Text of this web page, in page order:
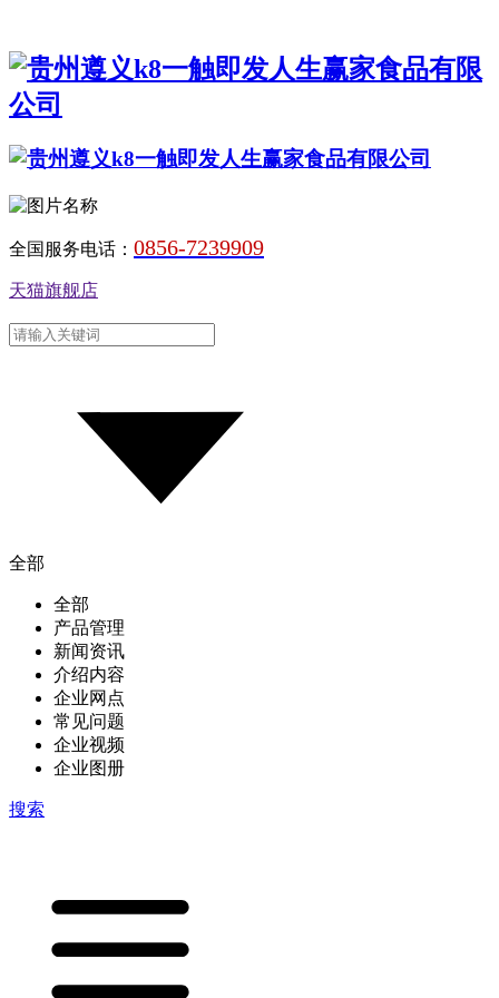
全国服务电话： 0856-7239909
天猫旗舰店
全部
全部
产品管理
新闻资讯
介绍内容
企业网点
常见问题
企业视频
企业图册
搜索